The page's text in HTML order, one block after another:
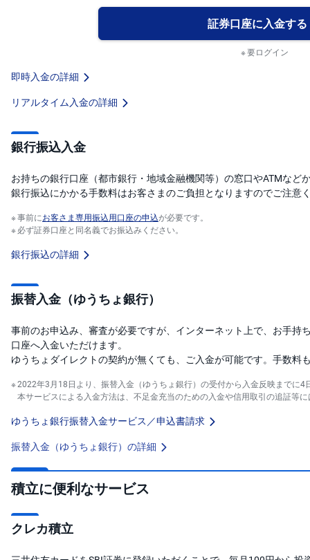
証券口座に入金する
要ログイン
即時入金の詳細
リアルタイム入金の詳細
銀行振込入金
お持ちの銀行口座（都市銀行・地域金融機関等）の窓口やATMなど
銀行振込にかかる手数料はお客さまのご負担となりますのでご注意
事前にお客さま専用振込用口座の申込が必要です。
必ず証券口座と同名義でお振込みください。
銀行振込の詳細
振替入金（ゆうちょ銀行）
事前のお申込み、審査が必要ですが、インターネット上で、お手持
口座へ入金いただけます。
ゆうちょダイレクトの契約が無くても、ご入金が可能です。手数料
2022年3月18日より、振替入金（ゆうちょ銀行）の受付から入金反映までに
本サービスによる入金方法は、不足金充当のための入金や信用取引の追証等
ゆうちょ銀行振替入金サービス／申込書請求
振替入金（ゆうちょ銀行）の詳細
積立に便利なサービス
クレカ積立